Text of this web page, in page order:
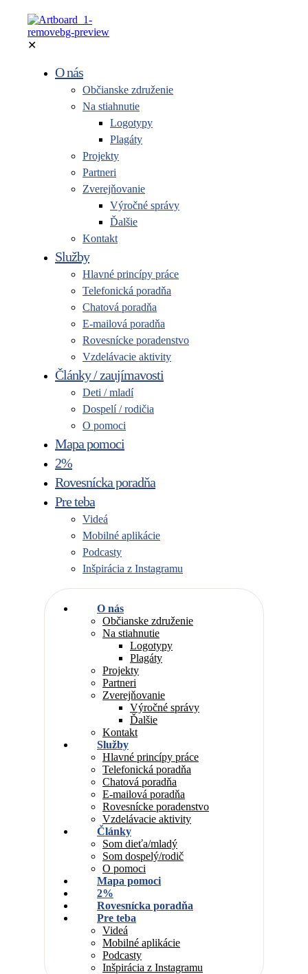
✕
O nás
Občianske združenie
Na stiahnutie
Logotypy
Plagáty
Projekty
Partneri
Zverejňovanie
Výročné správy
Ďalšie
Kontakt
Služby
Hlavné princípy práce
Telefonická poradňa
Chatová poradňa
E-mailová poradňa
Rovesnícke poradenstvo
Vzdelávacie aktivity
Články / zaujímavosti
Deti / mladí
Dospelí / rodičia
O pomoci
Mapa pomoci
2%
Rovesnícka poradňa
Pre teba
Videá
Mobilné aplikácie
Podcasty
Inšpirácia z Instagramu
O nás
Občianske združenie
Na stiahnutie
Logotypy
Plagáty
Projekty
Partneri
Zverejňovanie
Výročné správy
Ďalšie
Kontakt
Služby
Hlavné princípy práce
Telefonická poradňa
Chatová poradňa
E-mailová poradňa
Rovesnícke poradenstvo
Vzdelávacie aktivity
Články
Som dieťa/mladý
Som dospelý/rodič
O pomoci
Mapa pomoci
2%
Rovesnícka poradňa
Pre teba
Videá
Mobilné aplikácie
Podcasty
Inšpirácia z Instagramu